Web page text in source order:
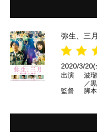
弥生、三
2020/3/20(
出演
波
／
監督
脚